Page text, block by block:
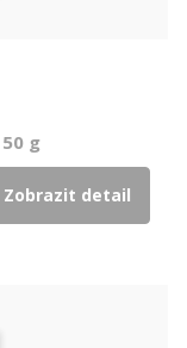
g
Zobrazit detail